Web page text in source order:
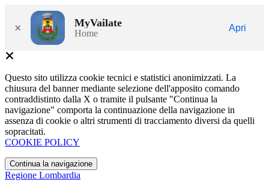
× MyVailate
Home
Apri
Questo sito utilizza cookie tecnici e statistici anonimizzati. La
chiusura del banner mediante selezione dell'apposito comando
contraddistinto dalla X o tramite il pulsante "Continua la
navigazione" comporta la continuazione della navigazione in
assenza di cookie o altri strumenti di tracciamento diversi da quelli
sopracitati.
COOKIE POLICY
Continua la navigazione
Regione Lombardia